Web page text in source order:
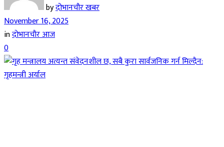
byदोभानचौर खबर
November 16, 2025
inदाेभानचाैर आज
0